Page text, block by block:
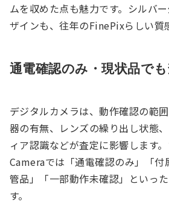
ムを収めた点も魅力です。シルバ
ザインも、往年のFinePixらしい質
通電確認のみ・現状品で
デジタルカメラは、動作確認の範
器の有無、レンズの繰り出し状態
ィア認識などが査定に影響します
Cameraでは「通電確認のみ」「付
管品」「一部動作未確認」といっ
す。